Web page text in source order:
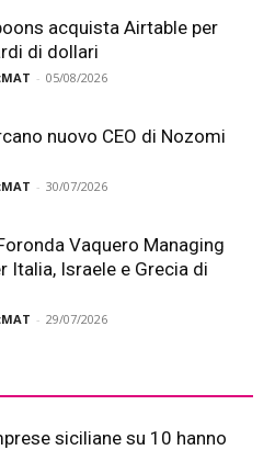
acquista Airtable per
di dollari
- 05/08/2026
nuovo CEO di Nozomi
- 30/07/2026
Vaquero Managing
Italia, Israele e Grecia di
- 29/07/2026
siciliane su 10 hanno